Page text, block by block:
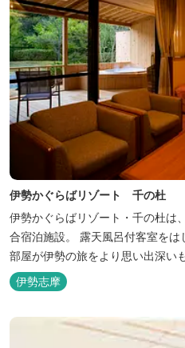
伊勢かぐらばリゾート 千の杜
伊勢かぐらばリゾート・千の杜は
合宿泊施設。 露天風呂付客室を
部屋が伊勢の旅をより思い出深い
な敷地内にはテニスコート、野球
ウォータースライダーを有する流
遊園など、様々なアウトドア施設
がら、充実した伊勢の一日を...
伊勢志摩